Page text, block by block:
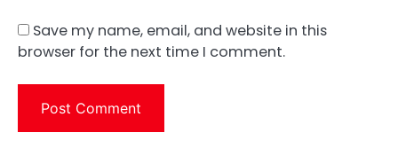
Save my name, email, and website in this
browser for the next time I comment.